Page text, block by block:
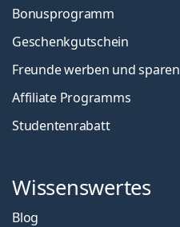
Bonusprogramm
Geschenkgutschein
Freunde werben und sparen
Affiliate Programms
Studentenrabatt
Wissenswertes
Blog